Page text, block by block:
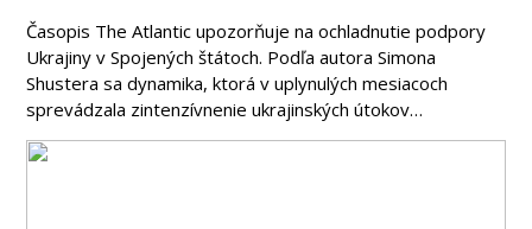
Časopis The Atlantic upozorňuje na ochladnutie podpory
Ukrajiny v Spojených štátoch. Podľa autora Simona
Shustera sa dynamika, ktorá v uplynulých mesiacoch
sprevádzala zintenzívnenie ukrajinských útokov…